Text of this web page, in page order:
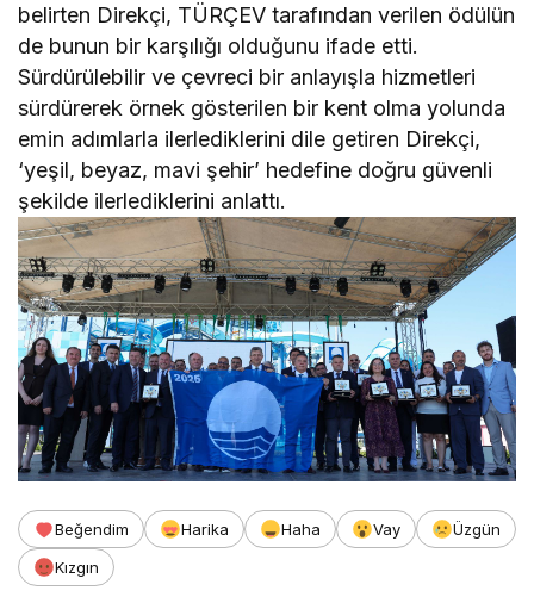
belirten Direkçi, TÜRÇEV tarafından verilen ödülün
de bunun bir karşılığı olduğunu ifade etti.
Sürdürülebilir ve çevreci bir anlayışla hizmetleri
sürdürerek örnek gösterilen bir kent olma yolunda
emin adımlarla ilerlediklerini dile getiren Direkçi,
‘yeşil, beyaz, mavi şehir’ hedefine doğru güvenli
şekilde ilerlediklerini anlattı.
Beğendim Harika Haha Vay
Üzgün
Kızgın